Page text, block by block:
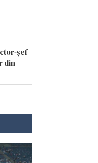
șef
din